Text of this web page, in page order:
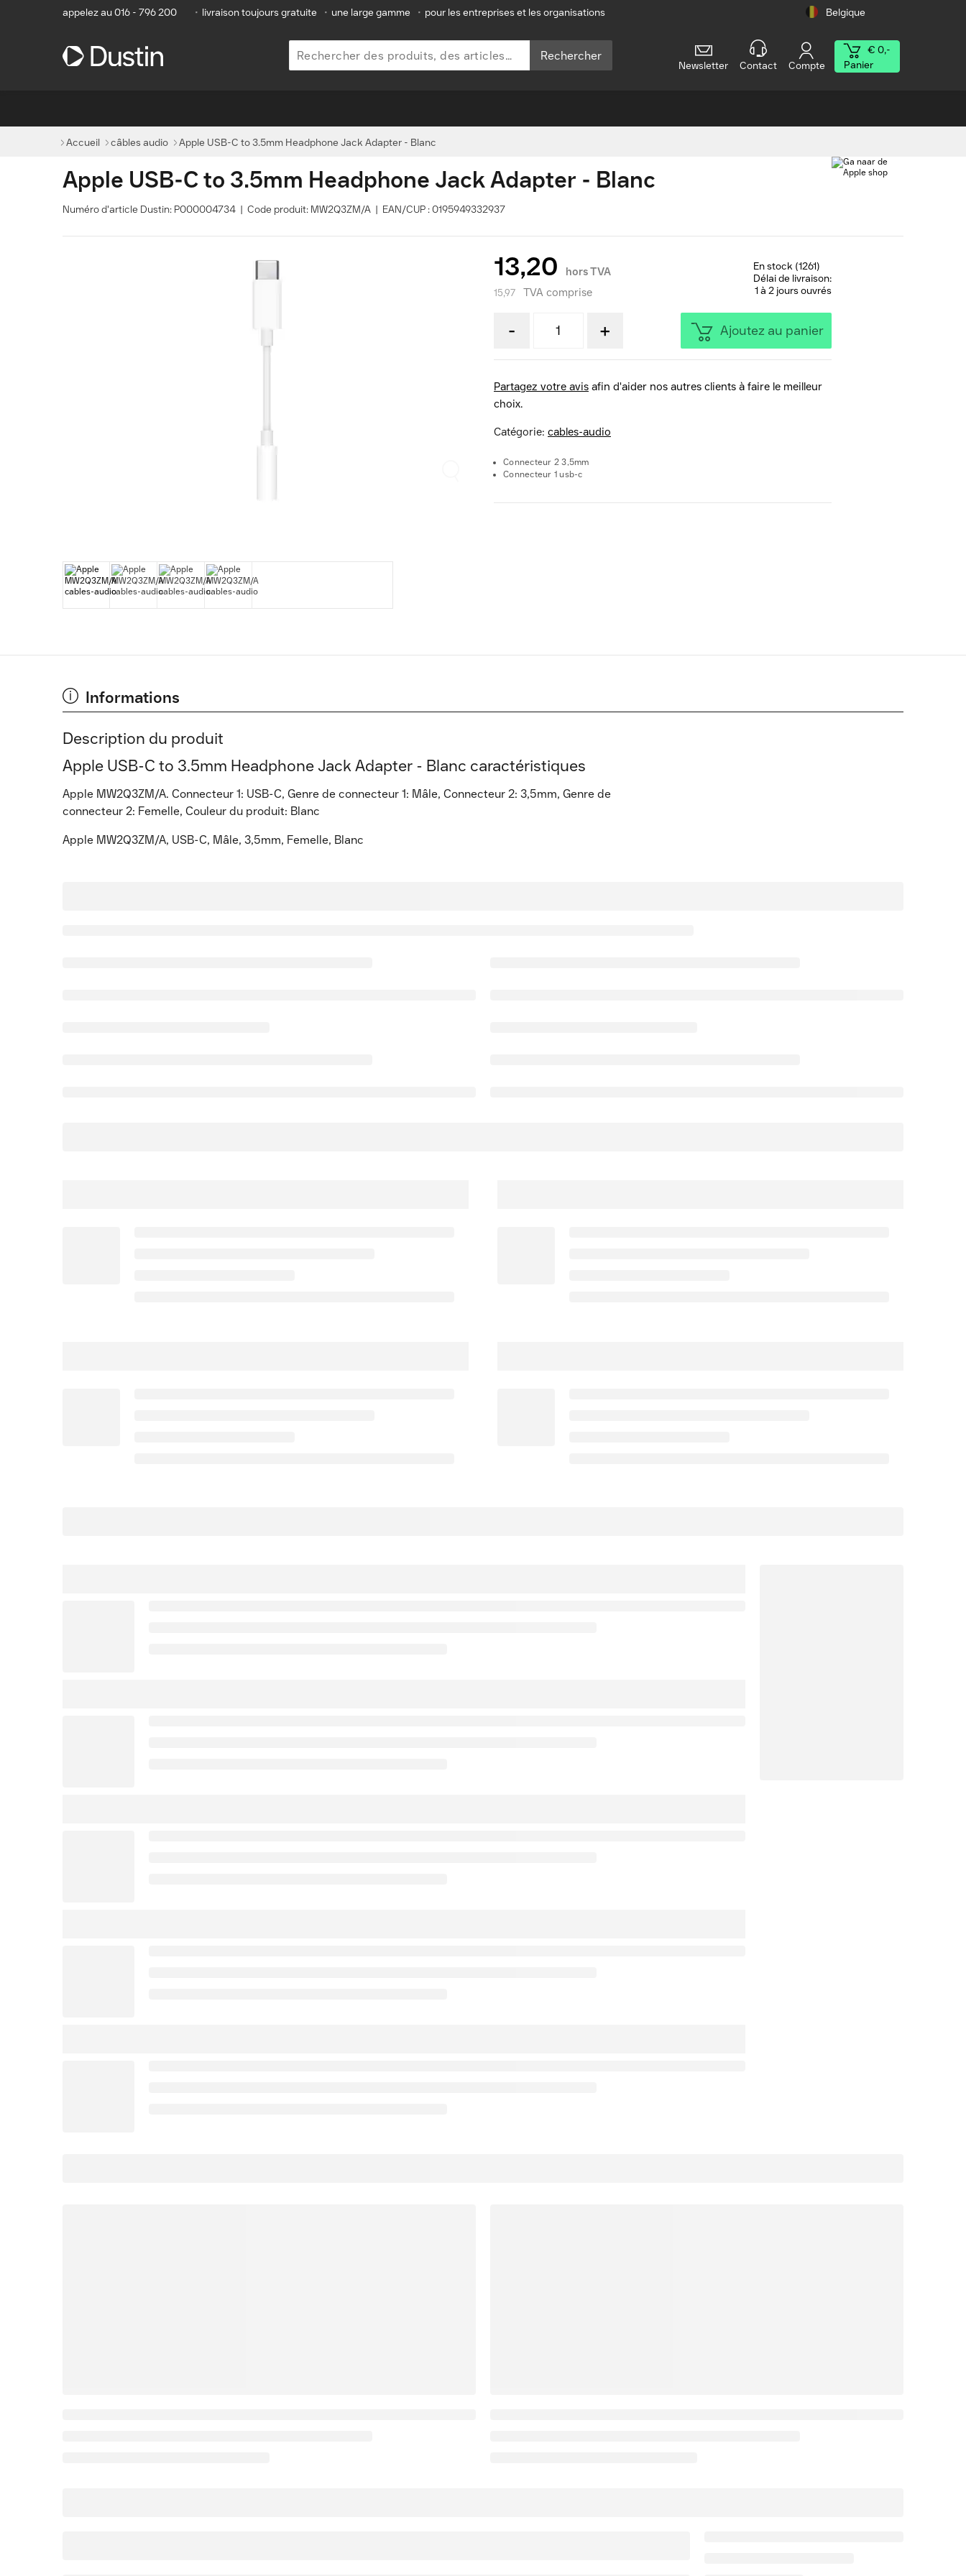
appelez au 016 - 796 200 • livraison toujours gratuite • une large gamme • pour les entreprises et les organisations Belgique
Rechercher
Newsletter Contact Compte
€ 0,-
Panier
Accueil câbles audio Apple USB-C to 3.5mm Headphone Jack Adapter - Blanc
Apple USB-C to 3.5mm Headphone Jack Adapter - Blanc
Numéro d'article Dustin: P000004734 | Code produit: MW2Q3ZM/A | EAN/CUP : 0195949332937
13,20 hors TVA
15,97 TVA comprise
En stock (1261)
Délai de livraison:
1 à 2 jours ouvrés
- + Ajoutez au panier
Partagez votre avis afin d'aider nos autres clients à faire le meilleur
choix.
Catégorie: cables-audio
Connecteur 2 3,5mm
Connecteur 1 usb-c
Informations
Description du produit
Apple USB-C to 3.5mm Headphone Jack Adapter - Blanc caractéristiques
Apple MW2Q3ZM/A. Connecteur 1: USB-C, Genre de connecteur 1: Mâle, Connecteur 2: 3,5mm, Genre de
connecteur 2: Femelle, Couleur du produit: Blanc
Apple MW2Q3ZM/A, USB-C, Mâle, 3,5mm, Femelle, Blanc